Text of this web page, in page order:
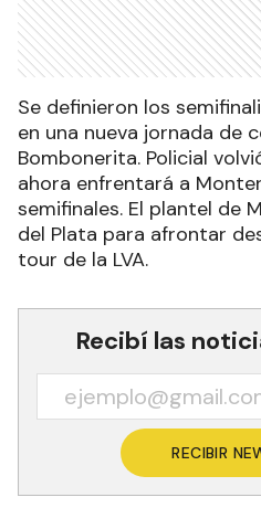
Se definieron los
en una nueva jornada de
Bombonerita. Policial
ahora enfrentará a
semifinales. El plantel de
del Plata para afrontar
tour de la LVA.
Recibí las
RECIBIR